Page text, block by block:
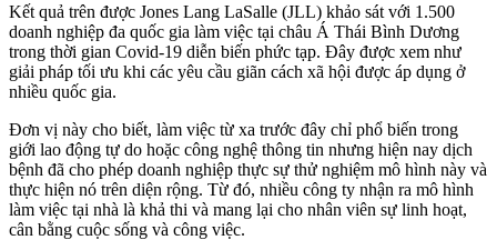
Kết quả trên được Jones Lang LaSalle (JLL) khảo sát với 1.500
doanh nghiệp đa quốc gia làm việc tại châu Á Thái Bình Dương
trong thời gian Covid-19 diễn biến phức tạp. Đây được xem như
giải pháp tối ưu khi các yêu cầu giãn cách xã hội được áp dụng ở
nhiều quốc gia.
Đơn vị này cho biết, làm việc từ xa trước đây chỉ phổ biến trong
giới lao động tự do hoặc công nghệ thông tin nhưng hiện nay dịch
bệnh đã cho phép doanh nghiệp thực sự thử nghiệm mô hình này và
thực hiện nó trên diện rộng. Từ đó, nhiều công ty nhận ra mô hình
làm việc tại nhà là khả thi và mang lại cho nhân viên sự linh hoạt,
cân bằng cuộc sống và công việc.